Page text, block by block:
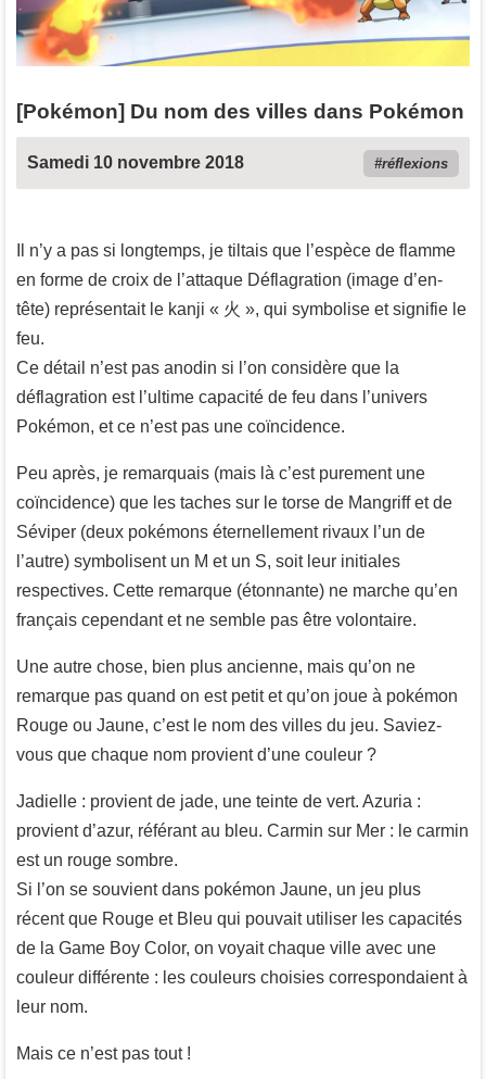
[Pokémon] Du nom des villes dans Pokémon
Samedi 10 novembre 2018 réflexions
Il n’y a pas si longtemps, je tiltais que l’espèce de flamme
en forme de croix de l’attaque Déflagration (image d’en-
tête) représentait le kanji « 火 », qui symbolise et signifie le
feu.
Ce détail n’est pas anodin si l’on considère que la
déflagration est l’ultime capacité de feu dans l’univers
Pokémon, et ce n’est pas une coïncidence.
Peu après, je remarquais (mais là c’est purement une
coïncidence) que les taches sur le torse de Mangriff et de
Séviper (deux pokémons éternellement rivaux l’un de
l’autre) symbolisent un M et un S, soit leur initiales
respectives. Cette remarque (étonnante) ne marche qu’en
français cependant et ne semble pas être volontaire.
Une autre chose, bien plus ancienne, mais qu’on ne
remarque pas quand on est petit et qu’on joue à pokémon
Rouge ou Jaune, c’est le nom des villes du jeu. Saviez-
vous que chaque nom provient d’une couleur ?
Jadielle : provient de jade, une teinte de vert. Azuria :
provient d’azur, référant au bleu. Carmin sur Mer : le carmin
est un rouge sombre.
Si l’on se souvient dans pokémon Jaune, un jeu plus
récent que Rouge et Bleu qui pouvait utiliser les capacités
de la Game Boy Color, on voyait chaque ville avec une
couleur différente : les couleurs choisies correspondaient à
leur nom.
Mais ce n’est pas tout !